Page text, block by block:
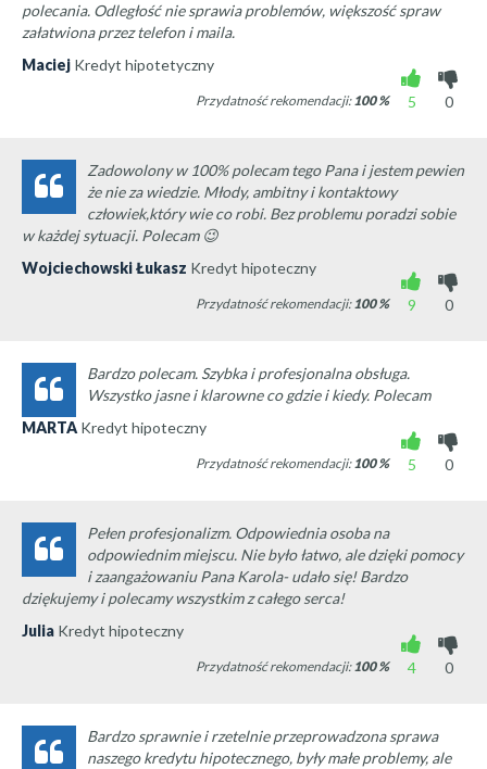
polecania. Odległość nie sprawia problemów, większość spraw
załatwiona przez telefon i maila.
Maciej Kredyt hipotetyczny
5
0
Przydatność rekomendacji:100%
Zadowolony w 100% polecam tego Pana i jestem pewien
że nie za wiedzie. Młody, ambitny i kontaktowy
człowiek,który wie co robi. Bez problemu poradzi sobie
w każdej sytuacji. Polecam 😉
Wojciechowski Łukasz Kredyt hipoteczny
9
0
Przydatność rekomendacji:100%
Bardzo polecam. Szybka i profesjonalna obsługa.
Wszystko jasne i klarowne co gdzie i kiedy. Polecam
MARTA Kredyt hipoteczny
5
0
Przydatność rekomendacji:100%
Pełen profesjonalizm. Odpowiednia osoba na
odpowiednim miejscu. Nie było łatwo, ale dzięki pomocy
i zaangażowaniu Pana Karola- udało się! Bardzo
dziękujemy i polecamy wszystkim z całego serca!
Julia Kredyt hipoteczny
4
0
Przydatność rekomendacji:100%
Bardzo sprawnie i rzetelnie przeprowadzona sprawa
naszego kredytu hipotecznego, były małe problemy, ale